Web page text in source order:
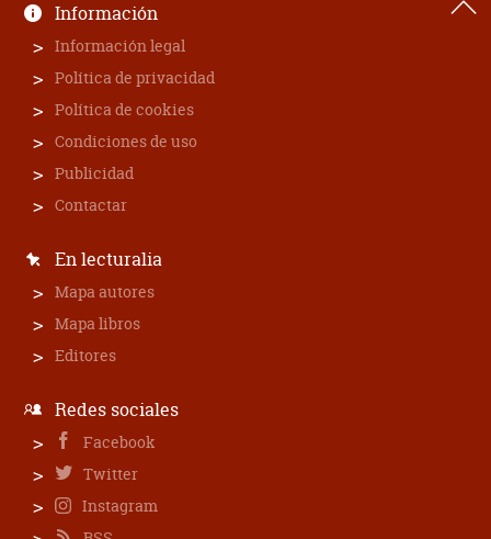
Información
Información legal
Política de privacidad
Política de cookies
Condiciones de uso
Publicidad
Contactar
En lecturalia
Mapa autores
Mapa libros
Editores
Redes sociales
Facebook
Twitter
Instagram